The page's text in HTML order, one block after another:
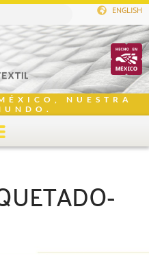
ENGLISH
NUESTRA